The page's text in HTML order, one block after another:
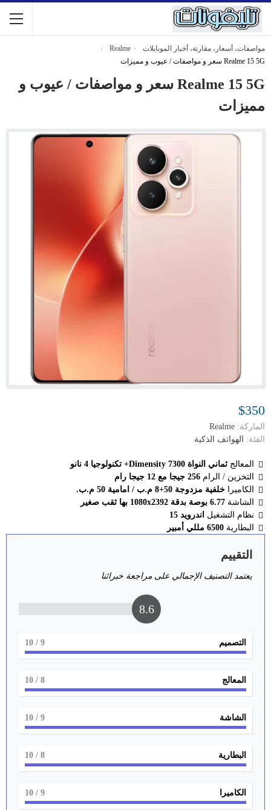
مواصفات، أسعار، مقارنة، أخبار الموبايلات
Realme
Realme 15 5G سعر و مواصفات / عيوب و مميزات
Realme 15 5G سعر و مواصفات / عيوب و
مميزات
$350
الماركة: Realme
الفئة:
الهواتف الذكية
المعالج ثماني النواة Dimensity 7300+ تكنولوجيا 4 نانو
التخزين / الرام 256 جيجا مع 12 جيجا رام
الكاميرا
خلفية مزدوجة 50+8 م.ب / امامية 50 م.ب.
الشاشة 6.77 بوصة بدقة 1080x2392 بها ثقب صغير
نظام التشغيل اندرويد 15
البطارية 6500 مللي أمبير
التقييم
يعتمد التصنيف الإجمالي على مراجعة خبرائنا
8.6
التصميم 9
/ 10
المعالج 8
/ 10
الشاشة 9
/ 10
البطارية 8
/ 10
الكاميرا 9
/ 10